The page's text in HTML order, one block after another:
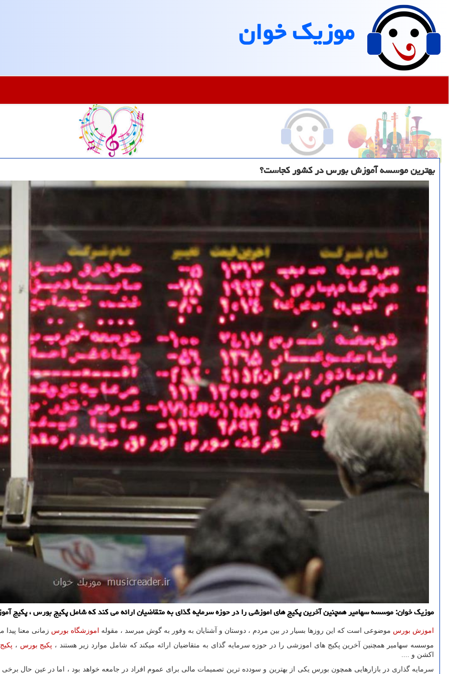
موزیك خوان
بهترین موسسه آموزش بورس در كشور كجاست؟
موزیك خوان: موسسه سهامیر همچنین آخرین پكیج های اموزشی را در حوزه سرمایه گذای به متقاضیان ارائه می كند كه شامل پكیج بورس ، پكیج
اموزش بورس موضوعی است که این روزها بسیار در بین مردم ، دوستان و آشنایان به وفور به گوش میرسد ، مقوله اموزشگاه بورس زمانی معنا
موسسه سهامیر همچنین آخرین پکیج های اموزشی را در حوزه سرمایه گذای به متقاضیان ارائه میکند که شامل موارد زیر هستند ، پکیج بورس ،
اکشن و ....
سرمایه گذاری در بازارهایی همچون بورس یکی از بهترین و سودده ترین تصمیمات مالی برای عموم افراد در جامعه خواهد بود ، اما در عین حال برخی